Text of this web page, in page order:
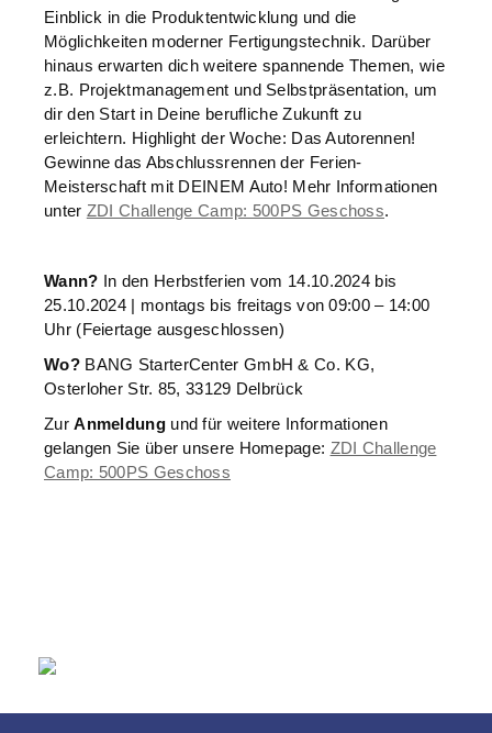
Einblick in die Produktentwicklung und die
Möglichkeiten moderner Fertigungstechnik. Darüber
hinaus erwarten dich weitere spannende Themen, wie
z.B. Projektmanagement und Selbstpräsentation, um
dir den Start in Deine berufliche Zukunft zu
erleichtern. Highlight der Woche: Das Autorennen!
Gewinne das Abschlussrennen der Ferien-
Meisterschaft mit DEINEM Auto! Mehr Informationen
unter ZDI Challenge Camp: 500PS Geschoss.
Wann? In den Herbstferien vom 14.10.2024 bis
25.10.2024 | montags bis freitags von 09:00 – 14:00
Uhr (Feiertage ausgeschlossen)
Wo?BANG StarterCenter GmbH & Co. KG,
Osterloher Str. 85, 33129 Delbrück
ZurAnmeldungund für weitere Informationen
gelangen Sie über unsere Homepage: ZDI Challenge
Camp: 500PS Geschoss